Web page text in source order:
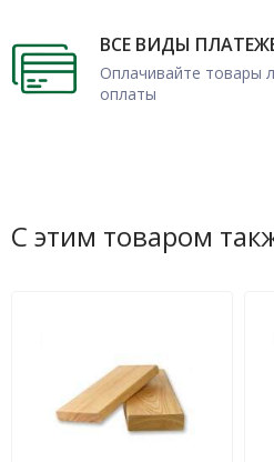
ВСЕ ВИДЫ
Оплачивайте товары
оплаты
С этим товаром